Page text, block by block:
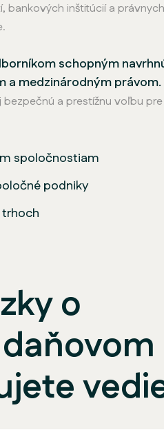
bankových inštitúcií a
schopným
a medzinárodným právom.
a prestížnu voľbu
spoločnostiam
podniky
o